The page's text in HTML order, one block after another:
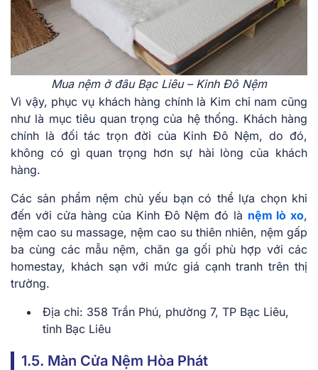
Mua nệm ở đâu Bạc Liêu – Kinh Đô Nệm
Vì vậy, phục vụ khách hàng chính là Kim chỉ nam cũng
như là mục tiêu quan trọng của hệ thống. Khách hàng
chính là đối tác trọn đời của Kinh Đô Nệm, do đó,
không có gì quan trọng hơn sự hài lòng của khách
hàng.
Các sản phẩm nệm chủ yếu bạn có thể lựa chọn khi
đến với cửa hàng của Kinh Đô Nệm đó là nệm lò xo,
nệm cao su massage, nệm cao su thiên nhiên, nệm gấp
ba cùng các mẫu nệm, chăn ga gối phù hợp với các
homestay, khách sạn với mức giá cạnh tranh trên thị
trường.
Địa chỉ: 358 Trần Phú, phường 7, TP Bạc Liêu,
tỉnh Bạc Liêu
1.5. Màn Cửa Nệm Hòa Phát